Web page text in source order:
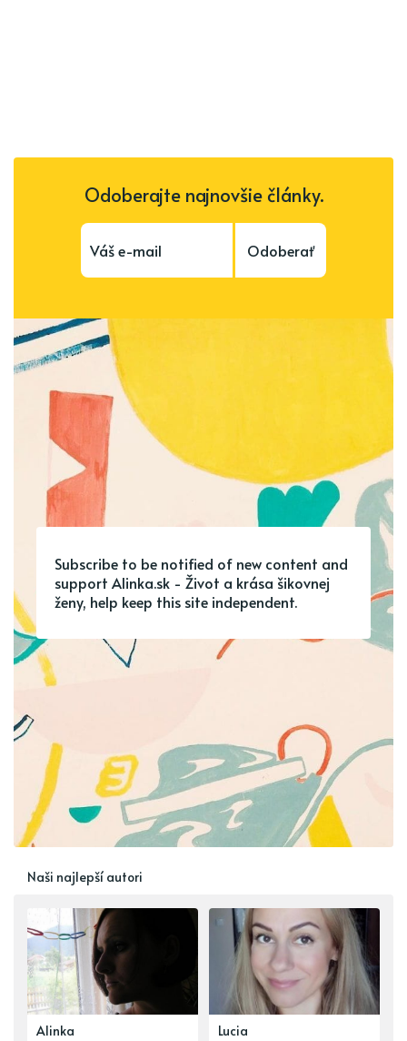
Odoberajte najnovšie články.
Odoberať
Subscribe to be notified of new content and
support Alinka.sk - Život a krása šikovnej
ženy, help keep this site independent.
Naši najlepší autori
Alinka Lucia